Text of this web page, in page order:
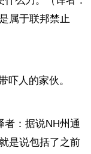
属于联邦禁止
吓人的家伙。
者：据说NH州通
是说包括了之前